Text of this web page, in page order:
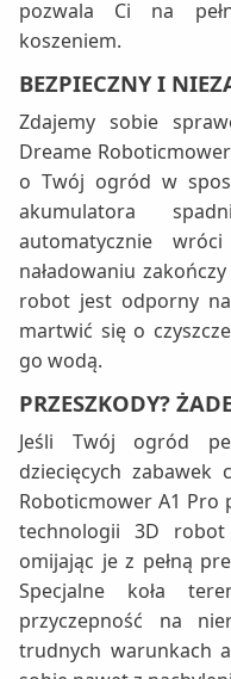
pozwala Ci na
koszeniem.
BEZPIECZNY I
Zdajemy sobie
Dreame
o Twój ogród w
akumulatora
automatycznie
naładowaniu
robot jest odporny
martwić się o
go wodą.
PRZESZKODY?
Jeśli Twój ogród
dziecięcych zabawek
Roboticmower A1 Pro
technologii 3D robot
omijając je z pełną
Specjalne koła
przyczepność na
trudnych warunkach